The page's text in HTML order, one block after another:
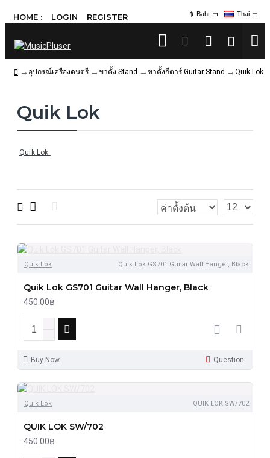
HOME : LOGIN REGISTER ฿ Baht Thai
อุปกรณ์เครื่องดนตรี ขาตั้ง Stand ขาตั้งกีตาร์ Guitar Stand Quik Lok
Quik Lok
Quik Lok
Quik Lok Quik Lok GS701 Guitar Wall Hanger, Black
Quik Lok GS701 Guitar Wall Hanger, Black
450.00฿
Buy Now Question
Quik Lok QUIK LOK SW/702
QUIK LOK SW/702
450.00฿